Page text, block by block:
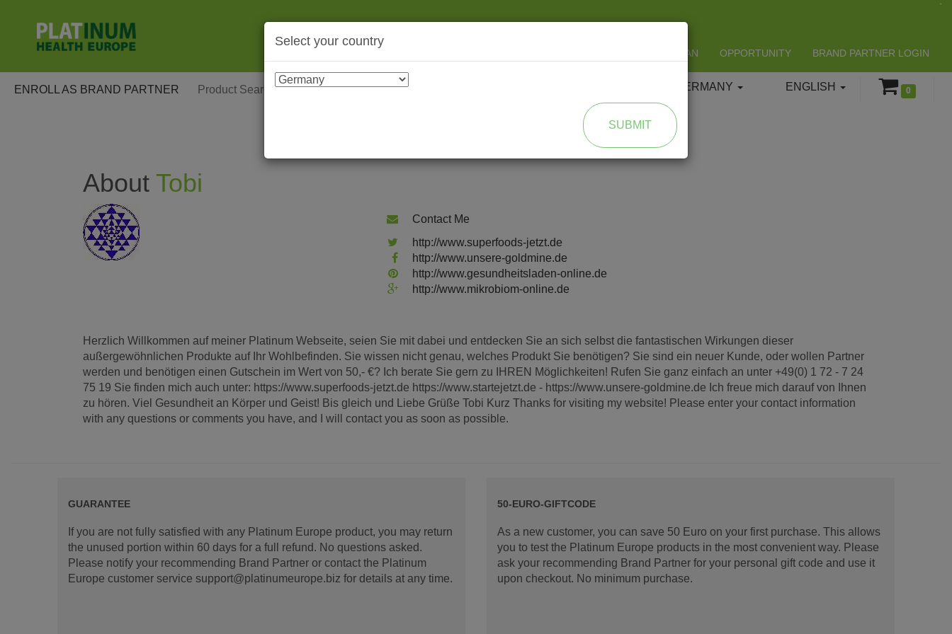
LIFESPAN OPPORTUNITY BRAND PARTNER LOGIN
ENROLL AS BRAND PARTNER 0
ENGLISH
GERMANY
About Tobi
Contact Me
http://www.superfoods-jetzt.de
http://www.unsere-goldmine.de
http://www.gesundheitsladen-online.de
http://www.mikrobiom-online.de
Herzlich Willkommen auf meiner Platinum Webseite, seien Sie mit dabei und entdecken Sie an sich selbst die fantastischen Wirkungen dieser
außergewöhnlichen Produkte auf Ihr Wohlbefinden. Sie wissen nicht genau, welches Produkt Sie benötigen? Sie sind ein neuer Kunde, oder wollen Partner
werden und benötigen einen Gutschein im Wert von 50,- €? Ich berate Sie gern zu IHREN Möglichkeiten! Rufen Sie ganz einfach an unter +49(0) 1 72 - 7 24
75 19 Sie finden mich auch unter: https://www.superfoods-jetzt.de https://www.startejetzt.de - https://www.unsere-goldmine.de Ich freue mich darauf von Ihnen
zu hören. Viel Gesundheit an Körper und Geist! Bis gleich und Liebe Grüße Tobi Kurz Thanks for visiting my website! Please enter your contact information
with any questions or comments you have, and I will contact you as soon as possible.
GUARANTEE
If you are not fully satisfied with any Platinum Europe product, you may return
the unused portion within 60 days for a full refund. No questions asked.
Please notify your recommending Brand Partner or contact the Platinum
Europe customer service support@platinumeurope.biz for details at any time.
50-EURO-GIFTCODE
As a new customer, you can save 50 Euro on your first purchase. This allows
you to test the Platinum Europe products in the most convenient way. Please
ask your recommending Brand Partner for your personal gift code and use it
upon checkout. No minimum purchase.
Select your country
SUBMIT